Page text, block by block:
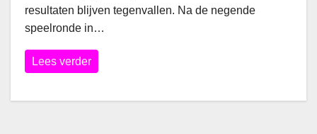
resultaten blijven tegenvallen. Na de negende
speelronde in…
Lees verder